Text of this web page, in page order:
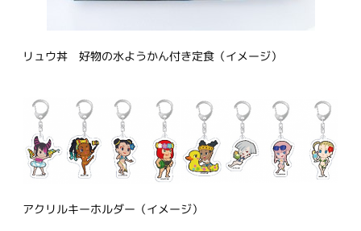
リュウ丼 好物の水ようかん付き定食（イメージ）
アクリルキーホルダー（イメージ）